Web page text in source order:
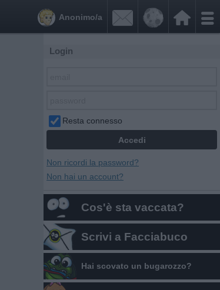


Anonimo/a
Login
Resta connesso
Non ricordi la password?
Non hai un account?
Cos'è sta vaccata?
Scrivi a Facciabuco
Hai scovato un bugarozzo?